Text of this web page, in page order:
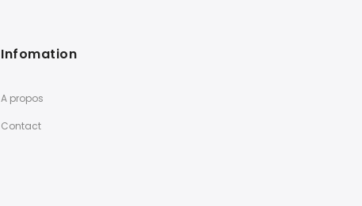
Infomation
A propos
Contact